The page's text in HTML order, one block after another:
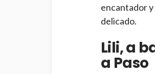
encantador
delicado.
Lili, a
a Paso